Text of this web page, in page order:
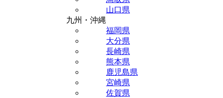
山口県
九州・沖縄
福岡県
大分県
長崎県
熊本県
鹿児島県
宮崎県
佐賀県